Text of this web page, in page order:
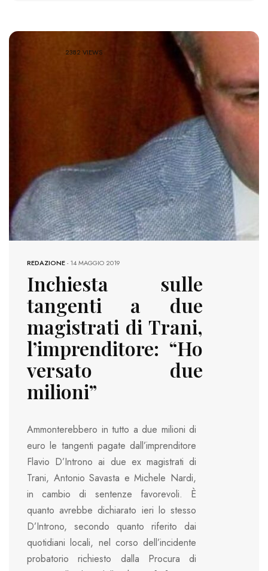
2382 VIEWS
REDAZIONE-14 MAGGIO 2019
Inchiesta sulle
tangenti a due
magistrati di Trani,
l’imprenditore: “Ho
versato due
milioni”
Ammonterebbero in tutto a due milioni di
euro le tangenti pagate dall’imprenditore
Flavio D’Introno ai due ex magistrati di
Trani, Antonio Savasta e Michele Nardi,
in cambio di sentenze favorevoli. È
quanto avrebbe dichiarato ieri lo stesso
D’Introno, secondo quanto riferito dai
quotidiani locali, nel corso dell’incidente
probatorio richiesto dalla Procura di